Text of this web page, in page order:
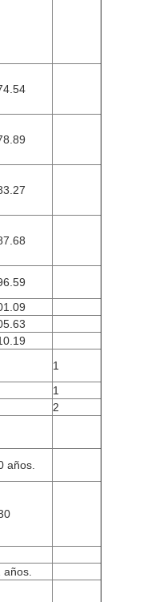
1
1
2
años.
años.